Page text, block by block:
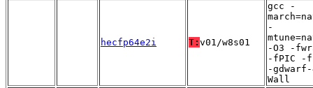
hecfp64e2i T: v01/w8s01
gcc -
-
-O3 -
-fPIC -
-
Wall